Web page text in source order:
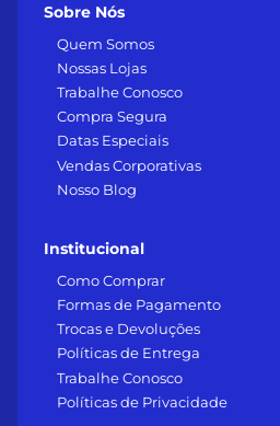
Sobre Nós
Quem Somos
Nossas Lojas
Trabalhe Conosco
Compra Segura
Datas Especiais
Vendas Corporativas
Nosso Blog
Institucional
Como Comprar
Formas de Pagamento
Trocas e Devoluções
Políticas de Entrega
Trabalhe Conosco
Políticas de Privacidade